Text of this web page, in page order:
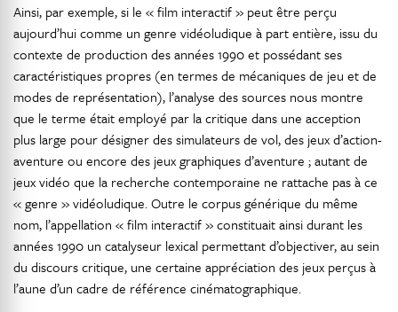
Ainsi, par exemple, si le « film interactif » peut être perçu
aujourd’hui comme un genre vidéoludique à part entière, issu du
contexte de production des années 1990 et possédant ses
caractéristiques propres (en termes de mécaniques de jeu et de
modes de représentation), l’analyse des sources nous montre
que le terme était employé par la critique dans une acception
plus large pour désigner des simulateurs de vol, des jeux d’action-
aventure ou encore des jeux graphiques d’aventure ; autant de
jeux vidéo que la recherche contemporaine ne rattache pas à ce
« genre » vidéoludique. Outre le corpus générique du même
nom, l’appellation « film interactif » constituait ainsi durant les
années 1990 un catalyseur lexical permettant d’objectiver, au sein
du discours critique, une certaine appréciation des jeux perçus à
l’aune d’un cadre de référence cinématographique.